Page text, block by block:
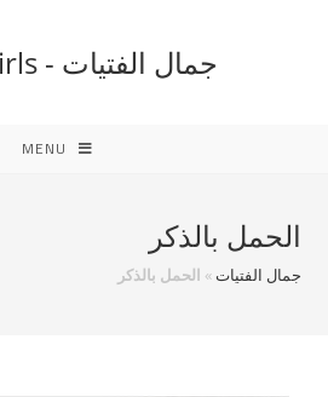
جمال الفتيات - Jamal Girls
MENU
الحمل بالذكر
جمال الفتيات» الحمل بالذكر